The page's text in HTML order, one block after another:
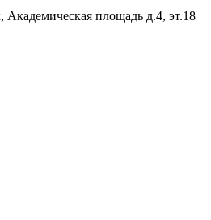
Академическая площадь д.4, эт.18